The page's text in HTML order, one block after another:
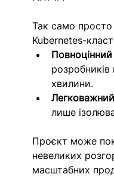
Так само
Kubernetes-
розробників
хвилини.
лише
Проєкт може
невеликих
масштабних